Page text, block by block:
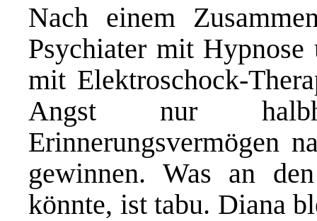
Nach einem
Psychiater mit Hypnose
mit Elektroschock-
Angst nur
Erinnerungsvermögen
gewinnen. Was an
könnte, ist tabu. Diana